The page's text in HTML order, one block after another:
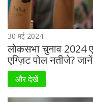
30 मई 2024
लोकसभा चुनाव 2024
एग्ज़िट पोल नतीजे?
और देखें